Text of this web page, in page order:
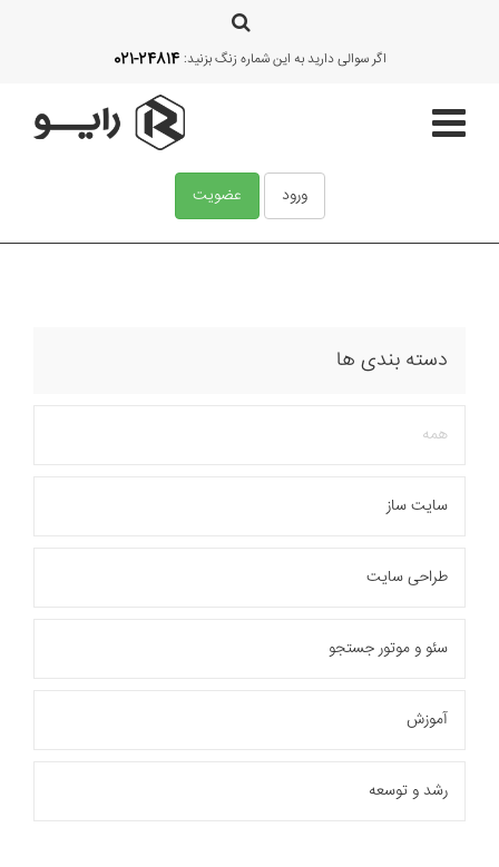
اگر سوالی دارید به این شماره زنگ بزنید: 021-24814
ورود عضویت
دسته بندی ها
همه
سایت ساز
طراحی سایت
سئو و موتور جستجو
آموزش
رشد و توسعه